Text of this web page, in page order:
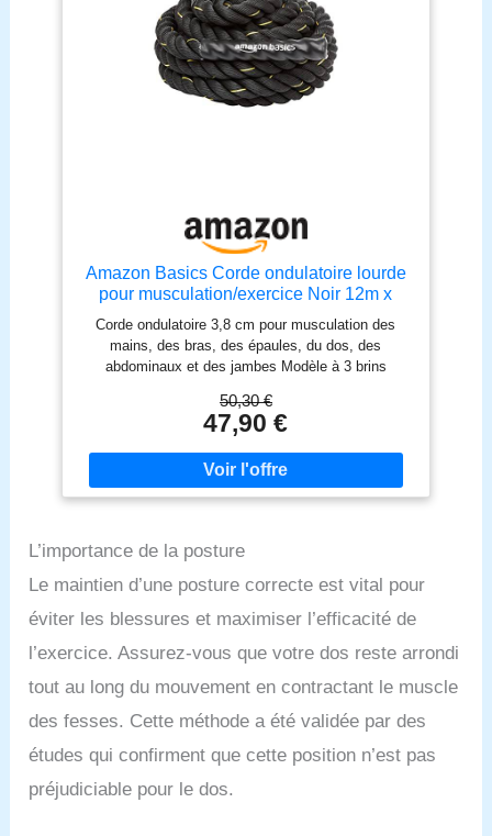
Amazon Basics Corde ondulatoire lourde
pour musculation/exercice Noir 12m x
3,8cm
Corde ondulatoire 3,8 cm pour musculation des
mains, des bras, des épaules, du dos, des
abdominaux et des jambes Modèle à 3 brins
haute résistance à la traction ; ne casse pas, ne
s’effiloche pas et ne se défait pas Applications :
ondulation, traction ou exercices d’escalade.
Utilisation seule ou avec d’autres cordes S’enroule
pour l’emporter n’importe où : portabilité et
50,30 €
47,90 €
L’importance de la posture
Le maintien d’une posture correcte est vital pour
éviter les blessures et maximiser l’efficacité de
l’exercice. Assurez-vous que votre dos reste arrondi
tout au long du mouvement en contractant le muscle
des fesses. Cette méthode a été validée par des
études qui confirment que cette position n’est pas
préjudiciable pour le dos.